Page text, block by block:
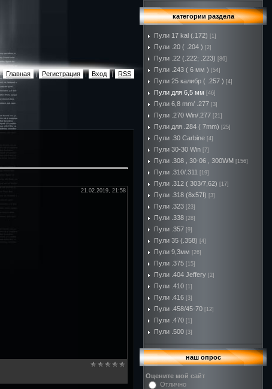
Главная | Регистрация | Вход | RSS
21.02.2019, 21:58
категории раздела
Пули 17 kal (.172) [1]
Пули .20 ( .204 ) [2]
Пули .22 (.222; .223) [86]
Пули .243 ( 6 мм ) [54]
Пули 25 калибр ( .257 ) [4]
Пули для 6,5 мм [46]
Пули 6,8 mm/ .277 [3]
Пули .270 Win/.277 [21]
Пули для .284 ( 7mm) [25]
Пули .30 Carbine [4]
Пули 30-30 Win [7]
Пули .308 , 30-06 , 300WM [156]
Пули .310/.311 [19]
Пули .312 ( 303/7,62) [17]
Пули .318 (8х57I) [3]
Пули .323 [23]
Пули .338 [28]
Пули .357 [9]
Пули 35 (.358) [4]
Пули 9,3мм [26]
Пули .375 [15]
Пули .404 Jeffery [2]
Пули .410 [1]
Пули .416 [3]
Пули .458/45-70 [12]
Пули .470 [1]
Пули .500 [3]
наш опрос
Оцените мой сайт
Отлично